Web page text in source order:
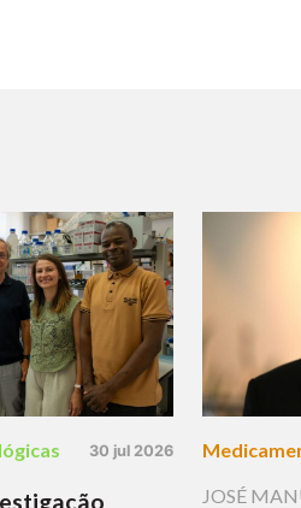
30 jul 2026
JOSÉ